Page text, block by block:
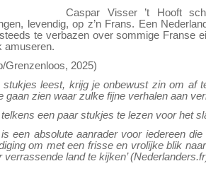
Caspar Visser ’t Hooft
levendig, op z’n Frans. Een
te verbazen over sommige Franse
amuseren.
Grenzenloos, 2025)
stukjes leest, krijg je onbewust zin om af
gaan zien waar zulke fijne verhalen aan
telkens een paar stukjes te lezen voor het
is een absolute aanrader voor iedereen
om met een frisse en vrolijke blik
verrassende land te kijken’